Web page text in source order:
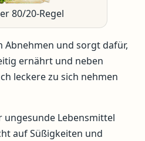
80/20-Regel
Abnehmen und sorgt dafür,
ernährt und neben
leckere zu sich nehmen
ungesunde Lebensmittel
auf Süßigkeiten und